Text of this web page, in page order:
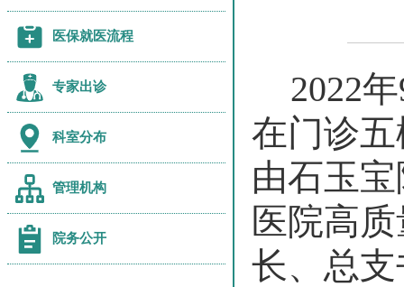
医保就医流程
专家出诊
科室分布
管理机构
院务公开
2022
在门诊
由石玉
医院高
长、总